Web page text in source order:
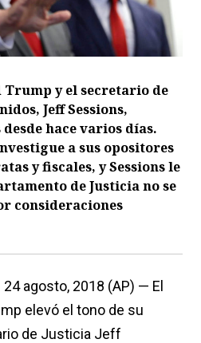
y el secretario de
Jeff Sessions,
hace varios días.
a sus opositores
y fiscales, y Sessions le
de Justicia no se
consideraciones
24 agosto, 2018 (AP) — El
elevó el tono de su
de Justicia Jeff